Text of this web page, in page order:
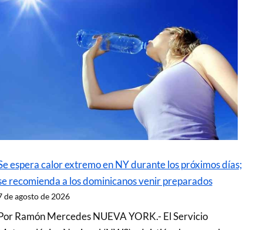
espera calor extremo en NY durante los próximos días;
recomienda a los dominicanos venir preparados
de agosto de 2026
Ramón Mercedes NUEVA YORK.- El Servicio